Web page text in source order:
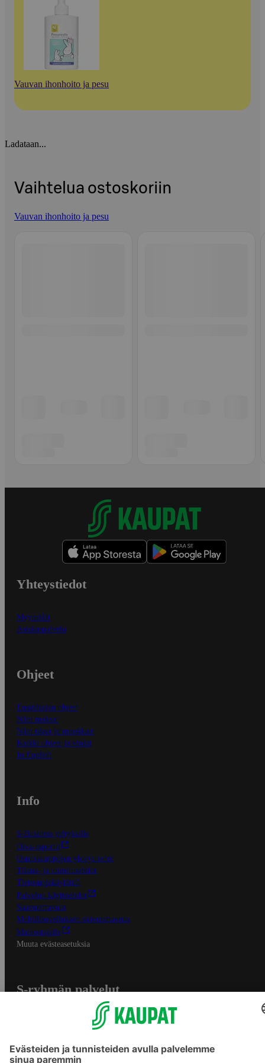
Vauvan ihonhoito ja pesu
Ladataan...
Vaihtelua ostoskoriin
Vauvan ihonhoito ja pesu
Yhteystiedot
Myymälät
Asiakaspalvelu
Ohjeet
Ensitilaajan ohjeet
Näin maksat
Näin tilaat ja muokkaat
Kaikki ohjeet ja vinkit
In English
Info
S-Business yrityksille
Oiva-raportit
Osuuskauppojen yhteystiedot
Tilaus- ja toimitusehdot
Tietosuojakäytäntö
Palvelun käyttöehdot
Saavutettavuus
Mobiilisovelluksen saavutettavuus
Mainostajalle
Muuta evästeasetuksia
S-ryhmän palvelut
Yhteishyvä Ruoka -sovellus